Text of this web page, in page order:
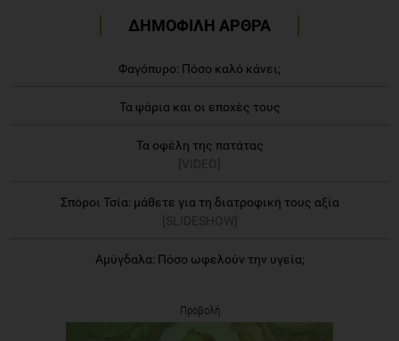
ΔΗΜΟΦΙΛΗ ΑΡΘΡΑ
Φαγόπυρο: Πόσο καλό κάνει;
Τα ψάρια και οι εποχές τους
Τα οφέλη της πατάτας
[VIDEO]
Σπόροι Τσία: μάθετε για τη διατροφική τους αξία
[SLIDESHOW]
Αμύγδαλα: Πόσο ωφελούν την υγεία;
Προβολή